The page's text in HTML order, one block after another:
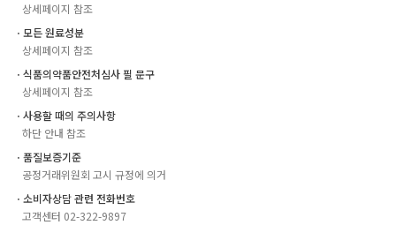
상세페이지 참조
ㆍ모든 원료성분
상세페이지 참조
ㆍ식품의약품안전처심사 필 문구
상세페이지 참조
ㆍ사용할 때의 주의사항
하단 안내 참조
ㆍ품질보증기준
공정거래위원회 고시 규정에 의거
ㆍ소비자상담 관련 전화번호
고객센터 02-322-9897